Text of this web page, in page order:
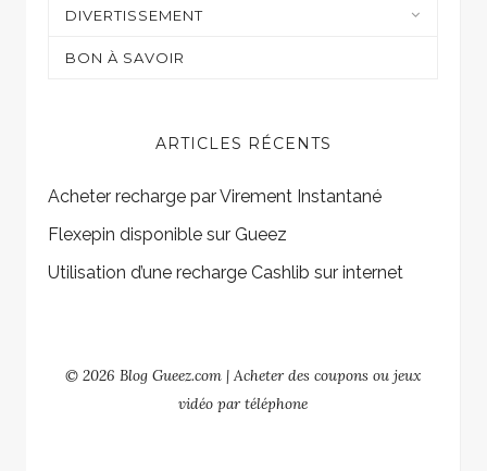
Casino et jeux en ligne
DIVERTISSEMENT
Sur mon écran
BON À SAVOIR
ARTICLES RÉCENTS
Acheter recharge par Virement Instantané
Flexepin disponible sur Gueez
Utilisation d’une recharge Cashlib sur internet
© 2026 Blog Gueez.com | Acheter des coupons ou jeux
vidéo par téléphone